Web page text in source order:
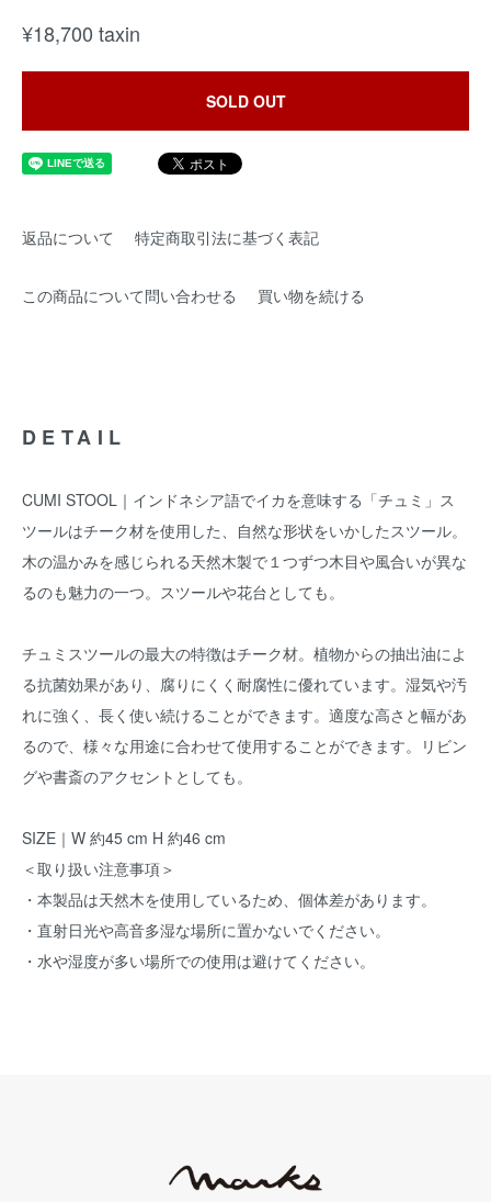
¥18,700 taxin
SOLD OUT
返品について 特定商取引法に基づく表記
この商品について問い合わせる 買い物を続ける
DETAIL
CUMI STOOL｜インドネシア語でイカを意味する「チュミ」ス
ツールはチーク材を使用した、自然な形状をいかしたスツール。
木の温かみを感じられる天然木製で１つずつ木目や風合いが異な
るのも魅力の一つ。スツールや花台としても。
チュミスツールの最大の特徴はチーク材。植物からの抽出油によ
る抗菌効果があり、腐りにくく耐腐性に優れています。湿気や汚
れに強く、長く使い続けることができます。適度な高さと幅があ
るので、様々な用途に合わせて使用することができます。リビン
グや書斎のアクセントとしても。
SIZE｜W 約45 cm H 約46 cm
＜取り扱い注意事項＞
・本製品は天然木を使用しているため、個体差があります。
・直射日光や高音多湿な場所に置かないでください。
・水や湿度が多い場所での使用は避けてください。